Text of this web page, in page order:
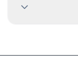
ما يكون الرقم
أمثلة: